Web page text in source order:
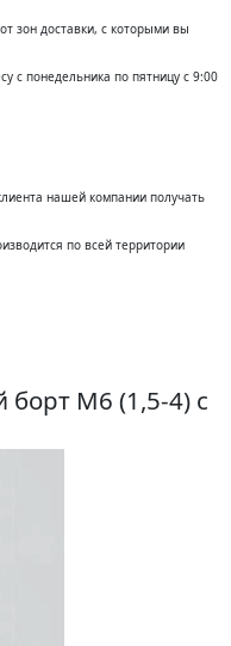
зон доставки, с которыми вы
с понедельника по пятницу с 9:00
нашей компании получать
по всей территории
борт М6 (1,5-4) с